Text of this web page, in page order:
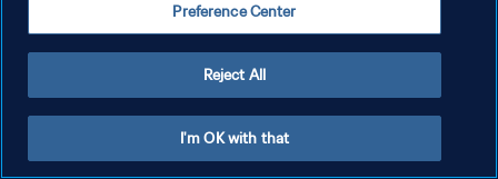
Preference Center
Reject All
I'm OK with that